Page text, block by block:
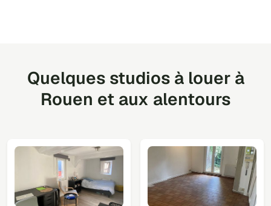
Quelques studios à louer à
Rouen et aux alentours